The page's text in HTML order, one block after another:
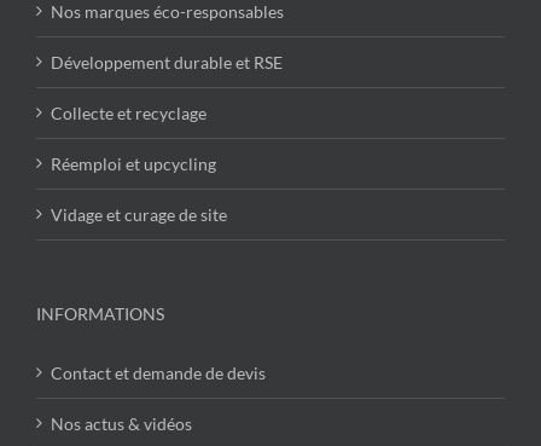
Nos marques éco-responsables
Développement durable et RSE
Collecte et recyclage
Réemploi et upcycling
Vidage et curage de site
INFORMATIONS
Contact et demande de devis
Nos actus & vidéos